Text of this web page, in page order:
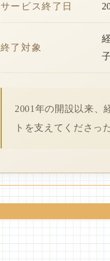
サービス終了日
終了対象
2001年の開設以来、
トを支えてくださっ